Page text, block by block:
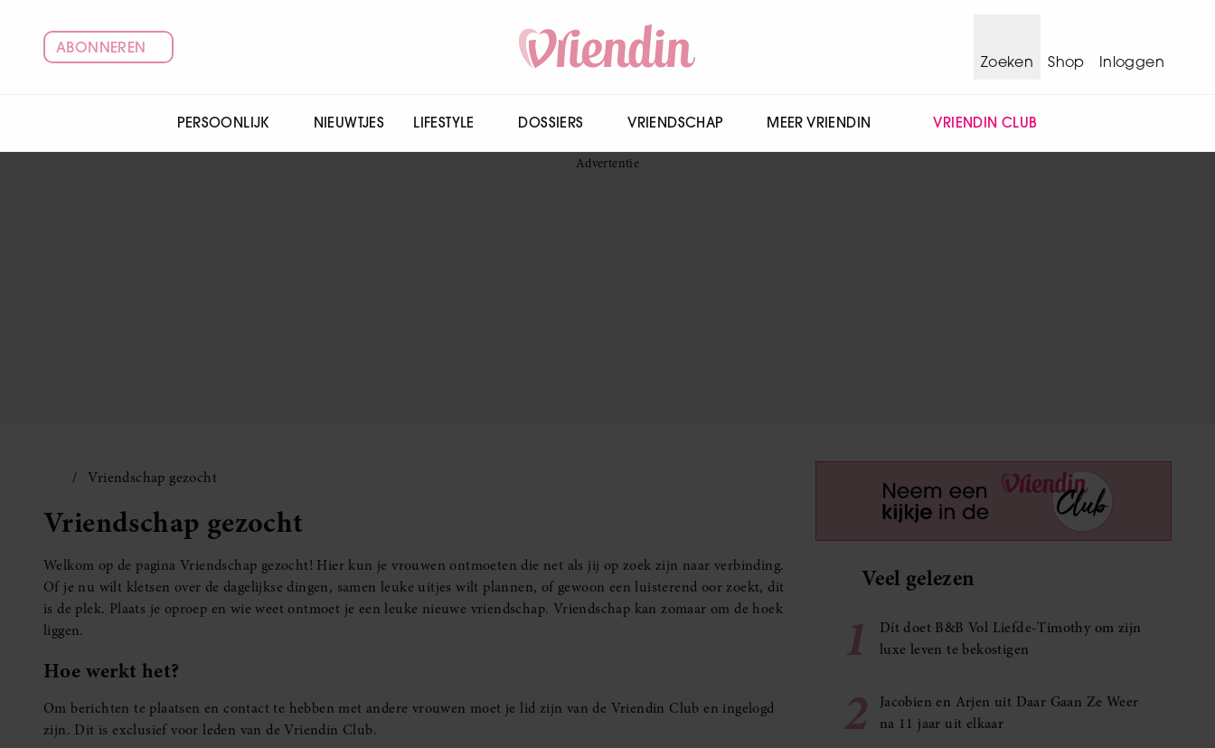
ABONNEREN
Zoeken
Shop Inloggen
PERSOONLIJK NIEUWTJES LIFESTYLE DOSSIERS VRIENDSCHAP MEER VRIENDIN VRIENDIN CLUB
Vriendschap gezocht
Vriendschap gezocht
Welkom op de pagina Vriendschap gezocht! Hier kun je vrouwen ontmoeten die net als jij op zoek zijn naar verbinding.
Of je nu wilt kletsen over de dagelijkse dingen, samen leuke uitjes wilt plannen, of gewoon een luisterend oor zoekt, dit
is de plek. Plaats je oproep en wie weet ontmoet je een leuke nieuwe vriendschap. Vriendschap kan zomaar om de hoek
liggen.
Hoe werkt het?
Om berichten te plaatsen en contact te hebben met andere vrouwen moet je lid zijn van de Vriendin Club en ingelogd
zijn. Dit is exclusief voor leden van de Vriendin Club.
Veel gelezen
1
Dít doet B&B Vol Liefde-Timothy om zijn
luxe leven te bekostigen
2
Jacobien en Arjen uit Daar Gaan Ze Weer
na 11 jaar uit elkaar